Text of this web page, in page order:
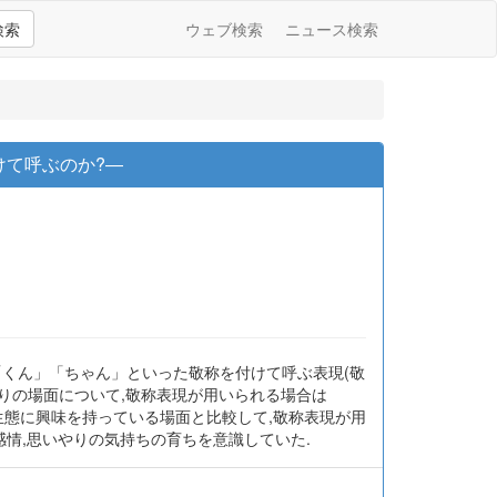
索 ウェブ検索 ニュース検索
て呼ぶのか?―
ん」「ちゃん」といった敬称を付けて呼ぶ表現(敬
場面について,敬称表現が用いられる場合は
に興味を持っている場面と比較して,敬称表現が用
,思いやりの気持ちの育ちを意識していた.